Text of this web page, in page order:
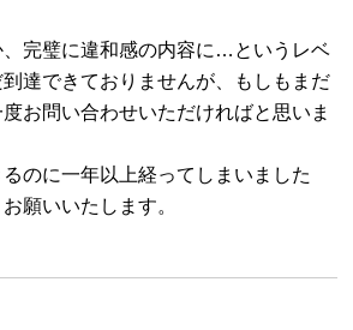
、完璧に違和感の内容に…というレベ
達できておりませんが、もしもまだ
お問い合わせいただければと思いま
のに一年以上経ってしまいました
願いいたします。